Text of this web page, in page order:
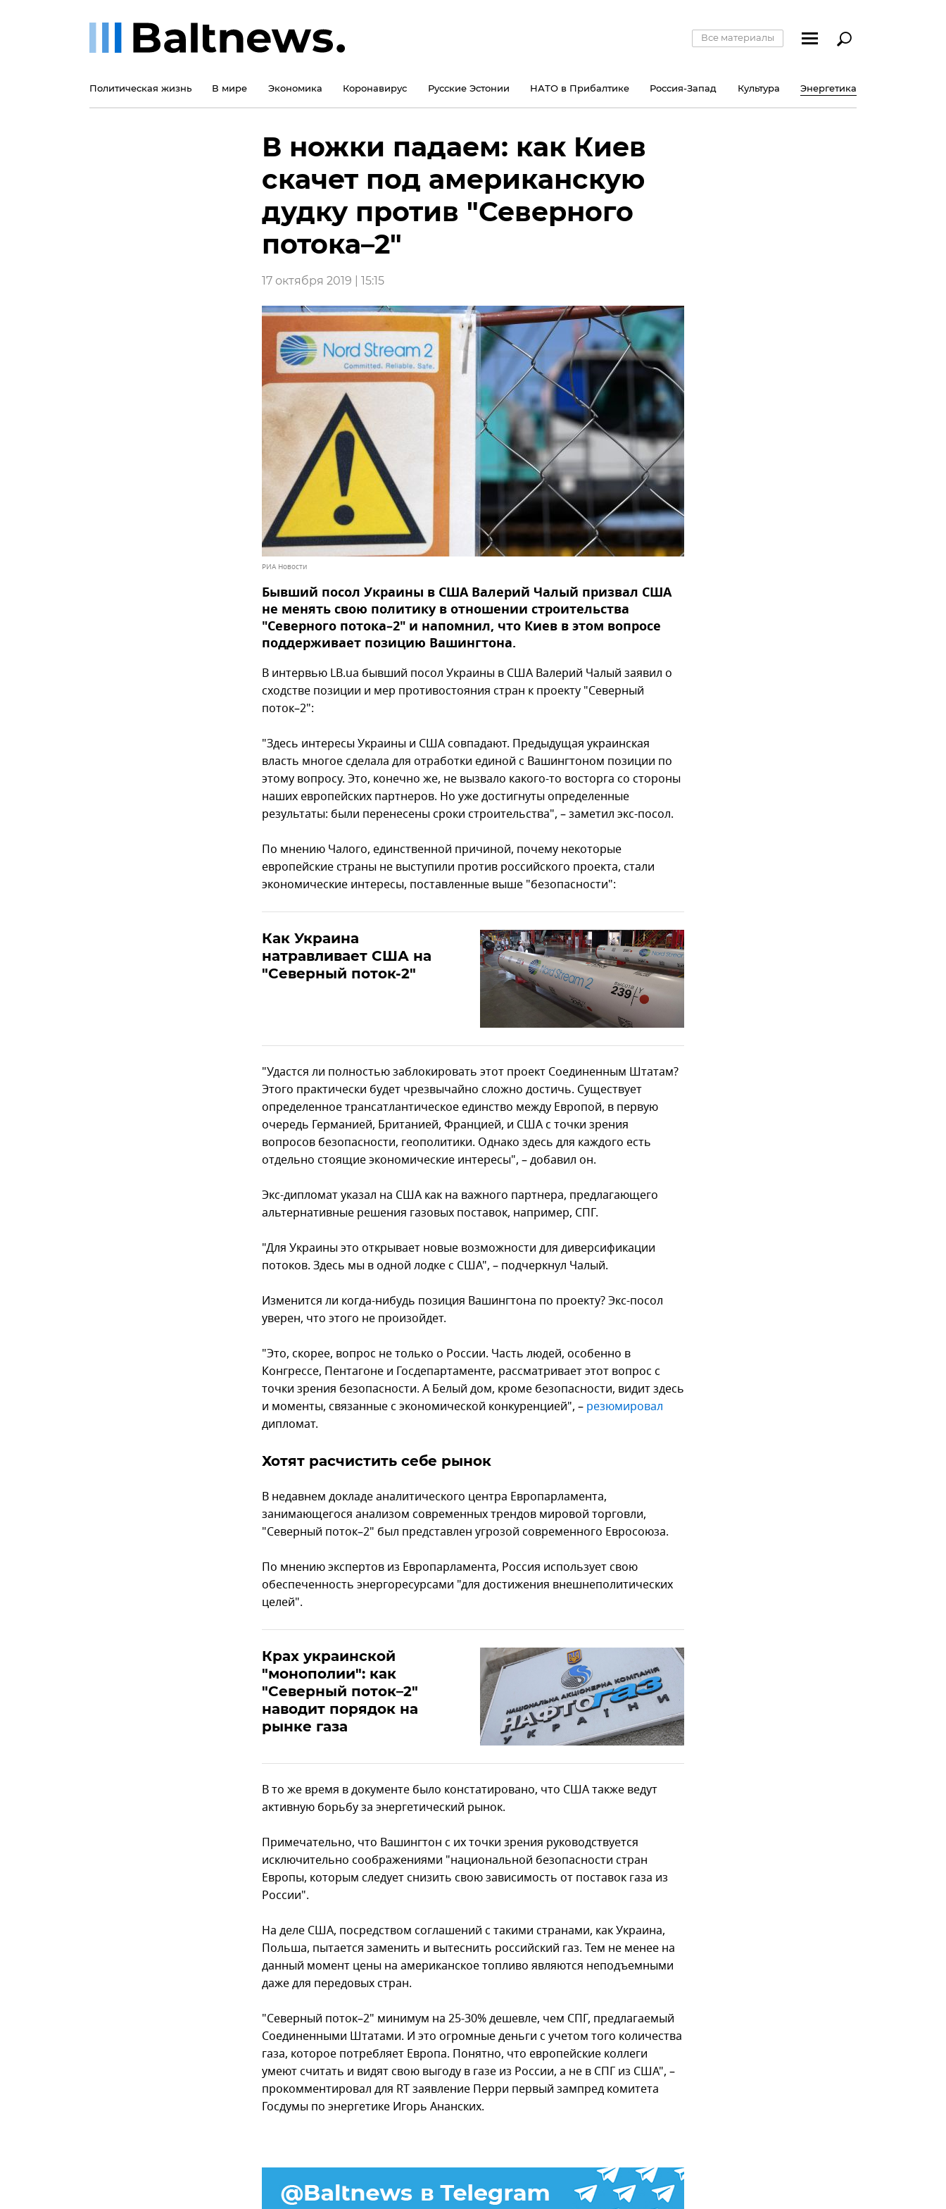
Все материалы
Политическая жизнь В мире Экономика Коронавирус Русские Эстонии НАТО в Прибалтике Россия-Запад Культура Энергетика
В ножки падаем: как Киев
скачет под американскую
дудку против "Северного
потока–2"
17 октября 2019 | 15:15
РИА Новости
Бывший посол Украины в США Валерий Чалый призвал США
не менять свою политику в отношении строительства
"Северного потока–2" и напомнил, что Киев в этом вопросе
поддерживает позицию Вашингтона.
В интервью LB.ua бывший посол Украины в США Валерий Чалый заявил о
сходстве позиции и мер противостояния стран к проекту "Северный
поток–2":
"Здесь интересы Украины и США совпадают. Предыдущая украинская
власть многое сделала для отработки единой с Вашингтоном позиции по
этому вопросу. Это, конечно же, не вызвало какого-то восторга со стороны
наших европейских партнеров. Но уже достигнуты определенные
результаты: были перенесены сроки строительства", – заметил экс-посол.
По мнению Чалого, единственной причиной, почему некоторые
европейские страны не выступили против российского проекта, стали
экономические интересы, поставленные выше "безопасности":
Как Украина
натравливает США на
"Северный поток-2"
"Удастся ли полностью заблокировать этот проект Соединенным Штатам?
Этого практически будет чрезвычайно сложно достичь. Существует
определенное трансатлантическое единство между Европой, в первую
очередь Германией, Британией, Францией, и США с точки зрения
вопросов безопасности, геополитики. Однако здесь для каждого есть
отдельно стоящие экономические интересы", – добавил он.
Экс-дипломат указал на США как на важного партнера, предлагающего
альтернативные решения газовых поставок, например, СПГ.
"Для Украины это открывает новые возможности для диверсификации
потоков. Здесь мы в одной лодке с США", – подчеркнул Чалый.
Изменится ли когда-нибудь позиция Вашингтона по проекту? Экс-посол
уверен, что этого не произойдет.
"Это, скорее, вопрос не только о России. Часть людей, особенно в
Конгрессе, Пентагоне и Госдепартаменте, рассматривает этот вопрос с
точки зрения безопасности. А Белый дом, кроме безопасности, видит здесь
и моменты, связанные с экономической конкуренцией", – резюмировал
дипломат.
Хотят расчистить себе рынок
В недавнем докладе аналитического центра Европарламента,
занимающегося анализом современных трендов мировой торговли,
"Северный поток–2" был представлен угрозой современного Евросоюза.
По мнению экспертов из Европарламента, Россия использует свою
обеспеченность энергоресурсами "для достижения внешнеполитических
целей".
Крах украинской
"монополии": как
"Северный поток–2"
наводит порядок на
рынке газа
В то же время в документе было констатировано, что США также ведут
активную борьбу за энергетический рынок.
Примечательно, что Вашингтон с их точки зрения руководствуется
исключительно соображениями "национальной безопасности стран
Европы, которым следует снизить свою зависимость от поставок газа из
России".
На деле США, посредством соглашений с такими странами, как Украина,
Польша, пытается заменить и вытеснить российский газ. Тем не менее на
данный момент цены на американское топливо являются неподъемными
даже для передовых стран.
"Северный поток–2" минимум на 25-30% дешевле, чем СПГ, предлагаемый
Соединенными Штатами. И это огромные деньги с учетом того количества
газа, которое потребляет Европа. Понятно, что европейские коллеги
умеют считать и видят свою выгоду в газе из России, а не в СПГ из США", –
прокомментировал для RT заявление Перри первый зампред комитета
Госдумы по энергетике Игорь Ананских.